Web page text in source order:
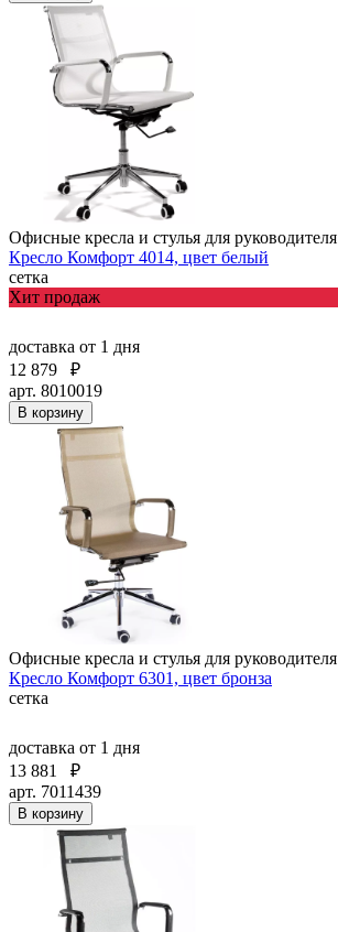
Офисные кресла и стулья для руководителя
Кресло Комфорт 4014, цвет белый
сетка
Хит продаж
доставка от 1 дня
12 879
₽
арт. 8010019
В корзину
Офисные кресла и стулья для руководителя
Кресло Комфорт 6301, цвет бронза
сетка
доставка от 1 дня
13 881
₽
арт. 7011439
В корзину